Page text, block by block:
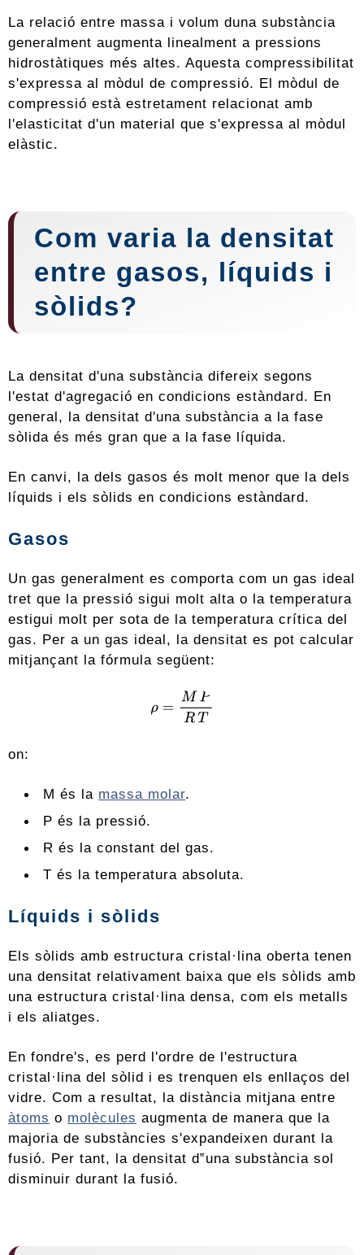
La relació entre massa i volum duna substància
generalment augmenta linealment a pressions
hidrostàtiques més altes. Aquesta compressibilitat
s'expressa al mòdul de compressió. El mòdul de
compressió està estretament relacionat amb
l'elasticitat d'un material que s'expressa al mòdul
elàstic.
Com varia la densitat
entre gasos, líquids i
sòlids?
La densitat d'una substància difereix segons
l'estat d'agregació en condicions estàndard. En
general, la densitat d'una substància a la fase
sòlida és més gran que a la fase líquida.
En canvi, la dels gasos és molt menor que la dels
líquids i els sòlids en condicions estàndard.
Gasos
Un gas generalment es comporta com un gas ideal
tret que la pressió sigui molt alta o la temperatura
estigui molt per sota de la temperatura crítica del
gas. Per a un gas ideal, la densitat es pot calcular
mitjançant la fórmula següent:
on:
M és la massa molar.
P és la pressió.
R és la constant del gas.
T és la temperatura absoluta.
Líquids i sòlids
Els sòlids amb estructura cristal·lina oberta tenen
una densitat relativament baixa que els sòlids amb
una estructura cristal·lina densa, com els metalls
i els aliatges.
En fondre's, es perd l'ordre de l'estructura
cristal·lina del sòlid i es trenquen els enllaços del
vidre. Com a resultat, la distància mitjana entre
àtoms o molècules augmenta de manera que la
majoria de substàncies s'expandeixen durant la
fusió. Per tant, la densitat d‟una substància sol
disminuir durant la fusió.